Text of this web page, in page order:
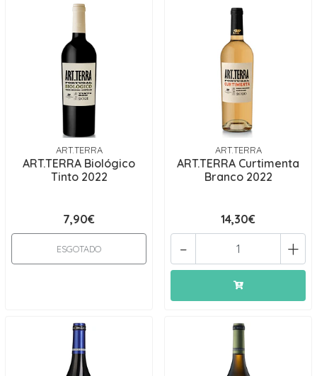
ART.TERRA
ART.TERRA Biológico
Tinto 2022
7,90€
ESGOTADO
ART.TERRA
ART.TERRA Curtimenta
Branco 2022
14,30€
+
-